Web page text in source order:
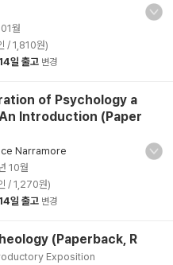
월
/ 1,810원)
일 출고 변경
of Psychology a
Introduction (Paper
Narramore
10월
/ 1,270원)
일 출고 변경
(Paperback, R
Exposition